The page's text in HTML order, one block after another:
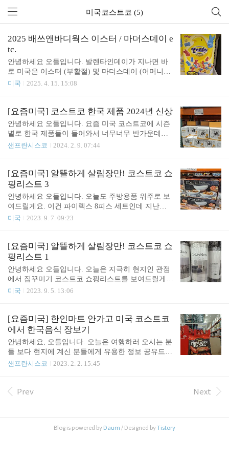
미국코스트코 (5)
2025 배쓰앤바디웍스 이스터 / 마더스데이 e
tc.
안녕하세요 오들입니다. 발렌타인데이가 지나면 바
로 미국은 이스터 (부활절) 및 마더스데이 (어머니날)
쇼핑을 시작하는데요, 오늘은 배쓰앤바디웍스 위주
째주 일요일)이 각각 있어서 이 시기에 오시면 어머
니날 아버지날용 선물 및 카드 등을 다양하게 만나보
실 수 있어요. 좀 뒷북이지만 얼마전에 나온 디즈니
즈음에 나왔던 것 같아요. 디즈니 공주님들의 직접적
되었어요. 예를 들어 미녀와 야수의 벨은 노란색 드
레스 즉 노란색 바디워시, 신데렐라는 하늘색 드레스
즉 하늘색 바디워시, 이런 식입니다. 바디워시는 정
가가..
미국 2025. 4. 15. 15:08
[요즘미국] 코스트코 한국 제품 2024년 신상
안녕하세요 오들입니다. 요즘 미국 코스트코에 시즌
별로 한국 제품들이 들어와서 너무너무 반가운데요,
오늘 새로 보인 따끈따끈한 제품들 바로 소개해 드릴
이죠. 떡과 농심 사리면, 양념이 들어있다고 합니다.
처음보는 제품인데 곧 먹어보고 리뷰 올릴게요. 이건
냉장 코너에서 파는 매일유업 카페라떼입니다!! 한국
에서는 너무 쉽게 구할 수 있지만 미국에서는 보기
힘든 터라 굉장히 반가웠어요. 10팩에 12.49달러는
좋은 가격같아요. 유제품이기도 하고 아마 미국 현지
디 제품인지 감이 잘 안왔어요. 한국 제품 요즘 인기
가 워낙 많아서 Korean coffee 라고 ..
샌프란시스코 2024. 2. 9. 07:44
[요즘미국] 알뜰하게 살림장만! 코스트코 쇼
핑리스트 3
안녕하세요 오들입니다. 오늘도 주방용품 위주로 보
여드릴게요. 이건 파이렉스 8피스 세트인데 지난번
에 보여드린 사각형 세트보다는 예쁜것 같아요. 뚜껑
것 같은 서빙보울 4피스 세트가 16달러입니다. 디자
인도 깔끔하고 괜찮아 보여요. 다이소에 비슷한 제품
이 있기는 한데 가격은 비슷한 것 같네요. 이 세트도
귀엽네요. 식기세척기/전자레인지 다 사용 가능하고
플라스틱 아닙니다. 밥을 담기에는 좀 너무 크고 파
스타나 샐러드용으로 좋겠어요. 애피타이저 접시세
에 놀러가면 저녁을 먹기 전에 일단 와인 한잔과 간
단한 스낵을 주는데요, 그럴 때 쓰는 용도 같아요. 도
어락도..
미국 2023. 9. 7. 09:23
[요즘미국] 알뜰하게 살림장만! 코스트코 쇼
핑리스트 1
안녕하세요 오들입니다. 오늘은 지극히 현지인 관점
에서 집꾸미기 코스트코 쇼핑리스트를 보여드릴게
요. 미국사람들은 러그를 많이 쓰는데요, 코스트코는
대형 러그가 180달러면 괜찮은 가격이죠. 저는 이 가
운데 흰색 러그가 마음에 드네요. 이건 키친용 매트
에요. 워셔블은 아니고 살짝 쿠션감이 있는, 닦아서
청소하는 종류입니다. 15달러면 타겟보다 저렴할 것
같네요. 이런 디자인도 있네요. 가격은 같은데 이건
청소하기가 귀찮을 것 같아서 포기하기로 해요. 매트
은 가격이죠. 침대 매트리스도 있는데요, Casper라는
브랜드에요. 메모리 폼 매트리스인데 일단 가격만
미국 2023. 9. 5. 13:06
[요즘미국] 한인마트 안가고 미국 코스트코
에서 한국음식 장보기
안녕하세요, 오들입니다. 오늘은 여행하러 오시는 분
들 보다 현지에 계신 분들에게 유용한 정보 공유드릴
게요. 한인마트 가까이 사시는 분들은 별로 불편함을
로 찾아가야 하는데요, 아주 멀지는 않지만 자주 가
마트에 가면 주차자리 찾기도 어렵고 계산대 줄도 굉
샌프란시스코 2023. 2. 2. 15:45
Prev Next
Blog is powered by Daum / Designed byTistory